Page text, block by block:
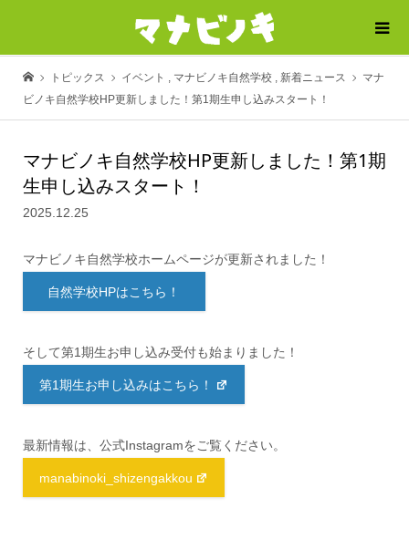
トピックス イベント , マナビノキ自然学校 , 新着ニュース
マナ
ビノキ自然学校HP更新しました！第1期生申し込みスタート！
マナビノキ自然学校HP更新しました！第1期
生申し込みスタート！
2025.12.25
マナビノキ自然学校ホームページが更新されました！
自然学校HPはこちら！
そして第1期生お申し込み受付も始まりました！
第1期生お申し込みはこちら！
最新情報は、公式Instagramをご覧ください。
manabinoki_shizengakkou